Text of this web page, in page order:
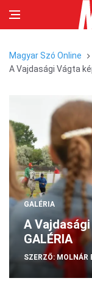
Magyar Szó Online
A Vajdasági Vágta
GALÉRIA
A
GALÉRIA
SZERZŐ: MOLNÁR